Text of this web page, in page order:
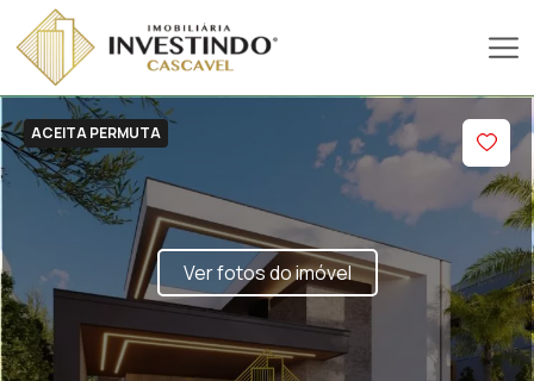
ACEITA PERMUTA
Ver fotos do imóvel